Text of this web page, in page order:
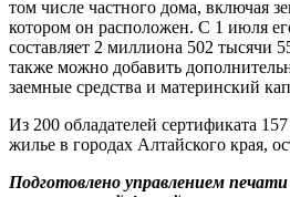
том числе частного дома, включая
котором он расположен. С 1 июля
составляет 2 миллиона 502 тысячи
также можно добавить
заемные средства и материнский
Из 200 обладателей сертификата
жилье в городах Алтайского края,
Подготовлено управлением